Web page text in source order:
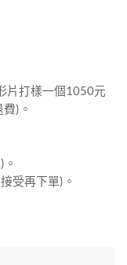
片打樣一個1050元
)。
受再下單)。